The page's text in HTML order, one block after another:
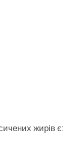
жирів є: